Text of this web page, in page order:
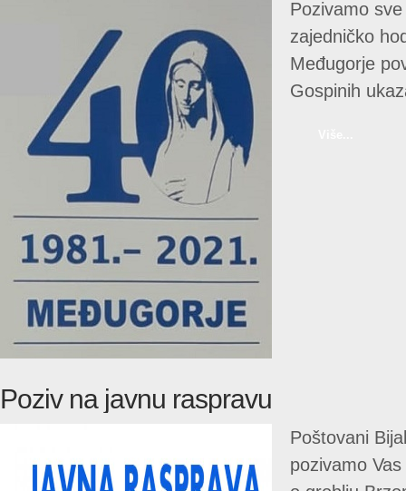
Pozivamo
zajedničko
Međugorje
Gospinih
Poziv na javnu raspravu
Poštovani
pozivamo